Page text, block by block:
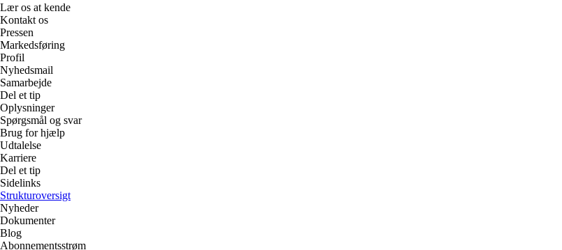
Lær os at kende
Kontakt os
Pressen
Markedsføring
Profil
Nyhedsmail
Samarbejde
Del et tip
Oplysninger
Spørgsmål og svar
Brug for hjælp
Udtalelse
Karriere
Del et tip
Sidelinks
Strukturoversigt
Nyheder
Dokumenter
Blog
Abonnementsstrøm